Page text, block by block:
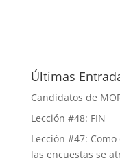
Últimas
Candidatos de
Lección #48: FIN
Lección #47:
las encuestas se